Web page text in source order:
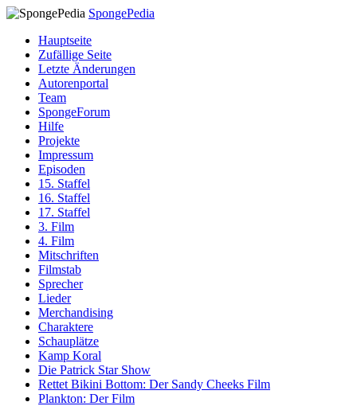
SpongePedia
Hauptseite
Zufällige Seite
Letzte Änderungen
Autorenportal
Team
SpongeForum
Hilfe
Projekte
Impressum
Episoden
15. Staffel
16. Staffel
17. Staffel
3. Film
4. Film
Mitschriften
Filmstab
Sprecher
Lieder
Merchandising
Charaktere
Schauplätze
Kamp Koral
Die Patrick Star Show
Rettet Bikini Bottom: Der Sandy Cheeks Film
Plankton: Der Film